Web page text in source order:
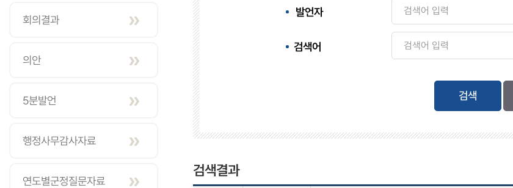
회의결과
의안
5분발언
행정사무감사자료
연도별군정질문자료
발언자
검색어
검색
검색결과